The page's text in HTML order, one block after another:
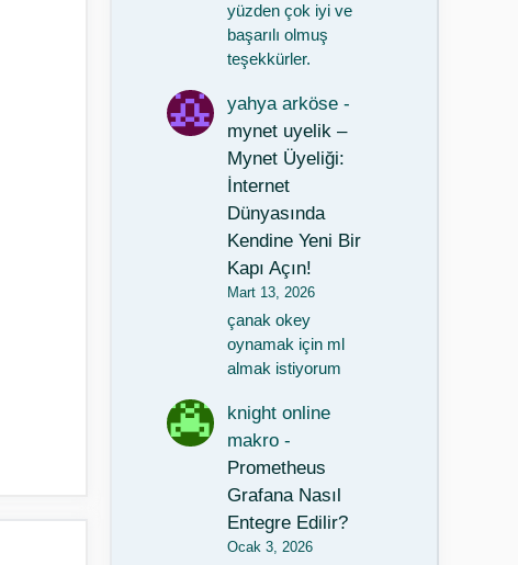
yüzden çok iyi ve
başarılı olmuş
teşekkürler.
yahya arköse -
mynet uyelik –
Mynet Üyeliği:
İnternet
Dünyasında
Kendine Yeni Bir
Kapı Açın!
Mart 13, 2026
çanak okey
oynamak için ml
almak istiyorum
knight online
makro -
Prometheus
Grafana Nasıl
Entegre Edilir?
Ocak 3, 2026